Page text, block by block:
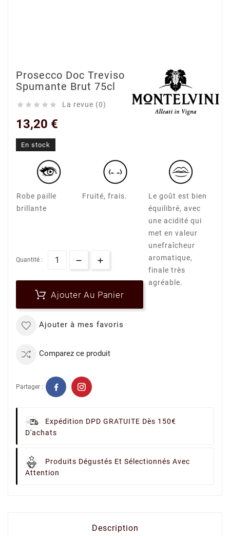
Prosecco Doc Treviso
Spumante Brut 75cl
     La revue (0)
13,20 €
En stock
Robe paille
brillante
Fruité, frais.
Le goût est bien
équilibré, avec
une acidité qui
met en valeur
unefraîcheur
aromatique,
finale très
agréable.
Quantité :
Ajouter Au Panier
Ajouter à mes favoris
Comparez ce produit
Partager :
Expédition DPD GRATUITE Dès 150€
D'achats
Produits Dégustés Et Sélectionnés Avec
Attention
Description